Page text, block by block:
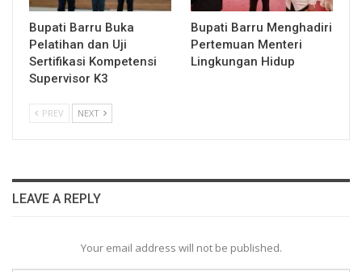
Bupati Barru Buka
Pelatihan dan Uji
Sertifikasi Kompetensi
Supervisor K3
Bupati Barru Menghadiri
Pertemuan Menteri
Lingkungan Hidup
PREV NEXT
LEAVE A REPLY
Your email address will not be published.